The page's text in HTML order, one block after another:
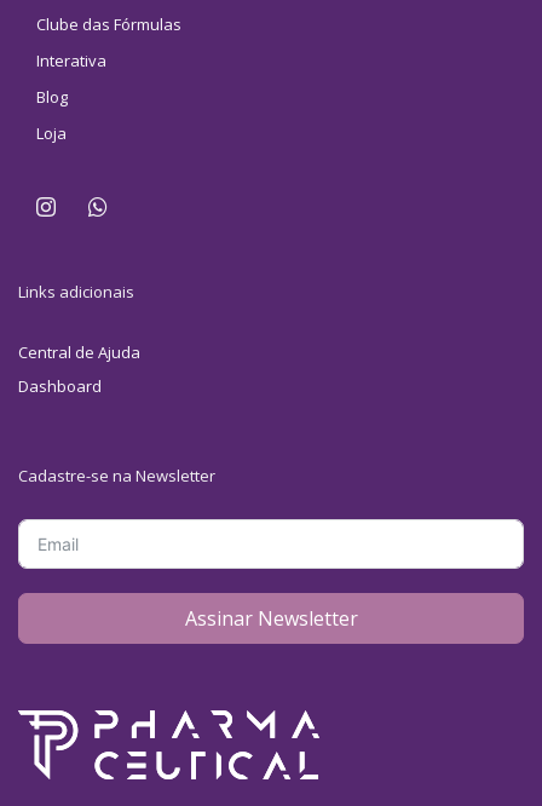
Clube das Fórmulas
Interativa
Blog
Loja
Links adicionais
Central de Ajuda
Dashboard
Cadastre-se na Newsletter
Assinar Newsletter